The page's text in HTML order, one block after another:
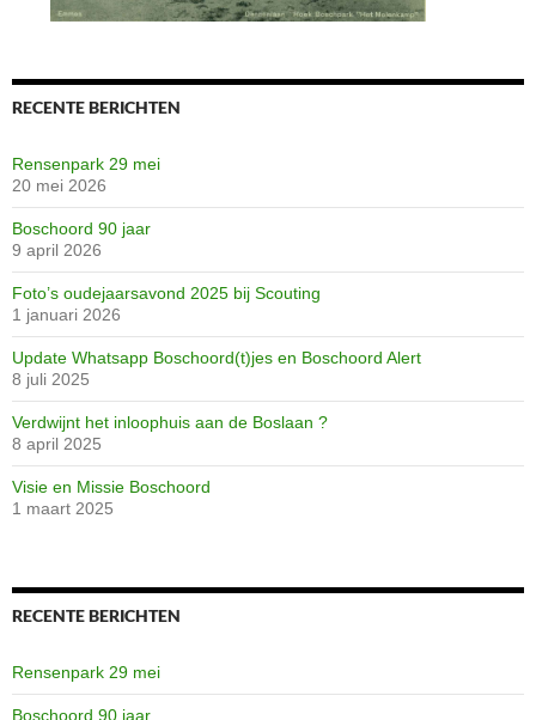
Dennenlaan
Grimme-station
Huishoudschool
Image41
Jeugdherberg
proef
scannen0691
scannen0693
scannen0694
scannen0695
scannen0696
scannen0697
scannen0698
scannen0699
scannen0700
scannen0701
scannen0702
scannen0703
scannen0704
scannen0705
scannen0706
scannen0707
scannen0708
scannen0709
scannen0710
scannen0711
scannen20710
RECENTE BERICHTEN
Rensenpark 29 mei
20 mei 2026
Boschoord 90 jaar
9 april 2026
Foto’s oudejaarsavond 2025 bij Scouting
1 januari 2026
Update Whatsapp Boschoord(t)jes en Boschoord Alert
8 juli 2025
Verdwijnt het inloophuis aan de Boslaan ?
8 april 2025
Visie en Missie Boschoord
1 maart 2025
RECENTE BERICHTEN
Rensenpark 29 mei
Boschoord 90 jaar